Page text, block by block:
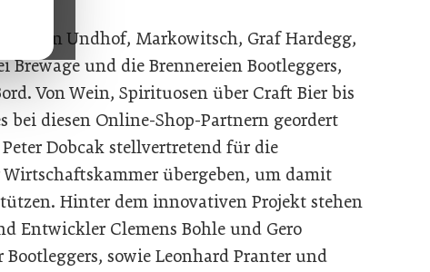
Undhof, Markowitsch, Graf Hardegg,
Brewage und die Brennereien Bootleggers,
Von Wein, Spirituosen über Craft Bier bis
bei diesen Online-Shop-Partnern geordert
Dobcak stellvertretend für die
Wirtschaftskammer übergeben, um damit
Hinter dem innovativen Projekt stehen
Entwickler Clemens Bohle und Gero
sowie Leonhard Pranter und